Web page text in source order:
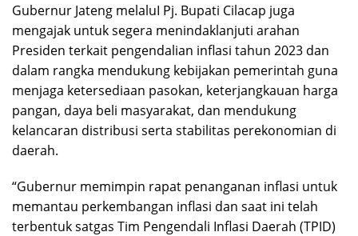
Gubernur Jateng melaluI Pj. Bupati Cilacap juga
mengajak untuk segera menindaklanjuti arahan
Presiden terkait pengendalian inflasi tahun 2023 dan
dalam rangka mendukung kebijakan pemerintah guna
menjaga ketersediaan pasokan, keterjangkauan harga
pangan, daya beli masyarakat, dan mendukung
kelancaran distribusi serta stabilitas perekonomian di
daerah.
“Gubernur memimpin rapat penanganan inflasi untuk
memantau perkembangan inflasi dan saat ini telah
terbentuk satgas Tim Pengendali Inflasi Daerah (TPID)